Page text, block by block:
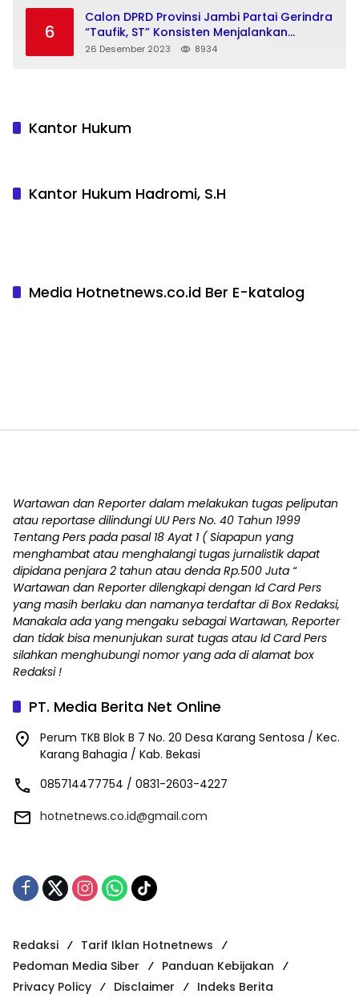
6
Calon DPRD Provinsi Jambi Partai Gerindra
“Taufik, ST” Konsisten Menjalankan
Program “Bajajo Politik” Menuju Pemilu
26 Desember 2023 8934
Kantor Hukum
Kantor Hukum Hadromi, S.H
Media Hotnetnews.co.id Ber E-katalog
Wartawan dan Reporter dalam melakukan tugas peliputan
atau reportase dilindungi UU Pers No. 40 Tahun 1999
Tentang Pers pada pasal 18 Ayat 1 ( Siapapun yang
menghambat atau menghalangi tugas jurnalistik dapat
dipidana penjara 2 tahun atau denda Rp.500 Juta “
Wartawan dan Reporter dilengkapi dengan Id Card Pers
yang masih berlaku dan namanya terdaftar di Box Redaksi,
Manakala ada yang mengaku sebagai Wartawan, Reporter
dan tidak bisa menunjukan surat tugas atau Id Card Pers
silahkan menghubungi nomor yang ada di alamat box
Redaksi !
PT. Media Berita Net Online
Perum TKB Blok B 7 No. 20 Desa Karang Sentosa / Kec.
Karang Bahagia / Kab. Bekasi
085714477754 / 0831-2603-4227
hotnetnews.co.id@gmail.com
Redaksi
Tarif Iklan Hotnetnews
Pedoman Media Siber
Panduan Kebijakan
Privacy Policy
Disclaimer Indeks Berita